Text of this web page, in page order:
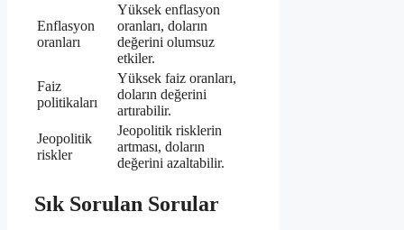
Enflasyon
oranları
Yüksek enflasyon
oranları, doların
değerini olumsuz
etkiler.
Faiz
politikaları
Yüksek faiz oranları,
doların değerini
artırabilir.
Jeopolitik
riskler
Jeopolitik risklerin
artması, doların
değerini azaltabilir.
Sık Sorulan Sorular